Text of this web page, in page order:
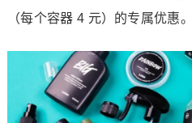
（每个容器 4 元）的专属优惠。